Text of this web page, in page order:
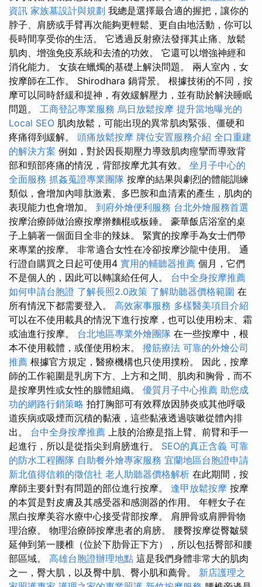
資訊 家族墓設計與規劃 我總是選擇最合適的握把，讓你的
脖子、肩膀或手臂再次能夠更輕鬆、更自由地活動，你可以
長時間享受你的生活。 它透過反射療法發揮其止痛、放鬆
肌肉、增強免疫系統和去渣的功效。 它還可以增強神經和
消化能力。 女孩在蠟燭的基礎上解決問題。 兩人室內，女
按摩師在工作。 Shirodhara 鍋背景。 根據技術的不同，按
摩可以同時舒緩和提神，有效緩解壓力，並有助於解決睡眠
問題。 工商登記專業服務 烏日放鬆按摩 提升當地曝光的
Local SEO 肌肉放鬆，可能出現的異常肌肉緊張、僵硬和
疼痛得到緩解。 頭痛放鬆按摩 牌位安置服務介紹 全口重建
的解決方案 例如，對於因長期壓力導致肌肉痙攣而導致背
部和頸部疼痛的情況，背部按摩尤其有效。 坐月子中心的
全面服務 抓姦蒐證專業團隊 按摩的結果與劇烈的體能訓練
類似，會增加內啡肽激素、多巴胺和血清素的產生，肌肉的
表現能力也會增加。 到府外燴便利服務 台北外燴服務首選
按摩治療師做治療按摩擀麵棍或板錘。 豪華飯店浴室的桌
子上躺著一個面目全非的辣妹。 緊實的按摩手為女士們帶
來專業的按摩。 非常適合女性在冷卻按摩沙龍中使用。 通
行證自購買之日起可使用4 實用的輔聽器推薦 個月，它們
不是個人的，因此可以轉讓給任何人。 台中全身按摩推薦
如何申請台胞證 了解長照2.0政策 了解助聽器價格範圍 在
所有情況下都需要登入。 高效家事服務 多樣醫美項目介紹
可以在不使用載具的情況下進行按摩，也可以使用粉末、霜
或油進行按摩。 台北地區專業外燴團隊 在一些按摩中，根
本不使用載體，或僅使用粉末。 撥筋療法 可靠的外燴公司
推薦 根據官方規定，醫療機構也只使用撲粉。 因此，按摩
師的工作範圍是乳房下方、上方和之間、肌肉和胸骨，而不
是按摩男性或女性的腺體組織。 優質月子中心推薦 助您成
功的網路行銷策略 拍打胸部可有效釋放因肺炎或其他呼吸
道疾病或吸煙而沉積的黏液，這些黏液透過咳嗽從體內排
出。 台中全身按摩推薦 上肢的治療是指上臂、前臂和手一
起進行，所以是從指尖到肩膀進行。 SEO的真正含義 可靠
的防水工程團隊 自助餐外燴專家服務 宜蘭地區台胞證申請
新北值得信賴的徵信社 老人助聽器價格解析 在此期間，按
摩師主要針對有問題的部位進行按摩。 逢甲放鬆按摩 按摩
的本質是對皮膚及其感受器和感測器的作用。 年輕女子在
黑白按摩美容水療中心接受背部按摩。 肩胛骨或肩胛骨物
理治療。 物理治療師按摩患者的肩膀。 腰臀按摩從臀皺襞
延伸到第一腰椎（位於下肋骨正下方），所以包括臀部和腰
部區域。 高雄台胞證辦理地點 這是我們身體非常大的肌肉
之一，臀大肌，以及臀中肌、臀小肌和薦骨。 新店護理之